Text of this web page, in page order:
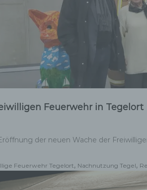
Feuerwehr in Tegelort
der neuen Wache der
Feuerwehr Tegelort, Nachnutzung Tegel,